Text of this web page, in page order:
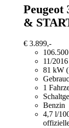
Peugeot
&
€ 3.899,-
11/2016
81 kW
1
Benzin
4,7 l/